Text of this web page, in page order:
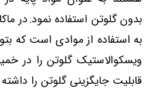
بدون گلوتن استفاده نمود.در
به استفاده از موادی است که
ویسکوالاستیک گلوتن را در
قابلیت جایگزینی گلوتن را